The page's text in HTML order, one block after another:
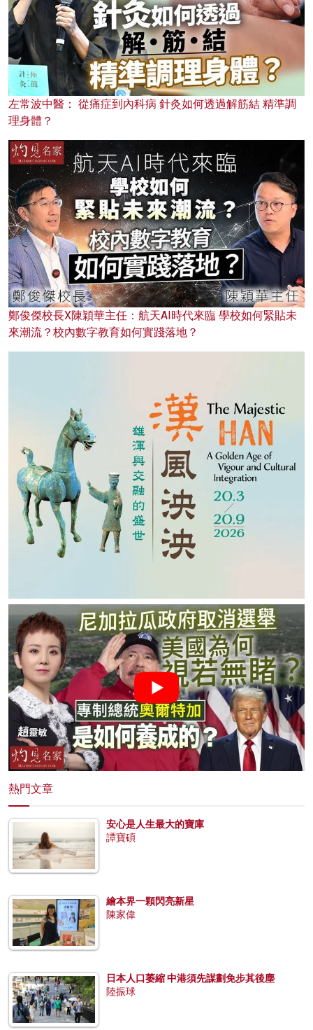
左常波中醫： 從痛症到內科病 針灸如何透過解筋結 精準調
理身體？
鄭俊傑校長X陳穎華主任：航天AI時代來臨 學校如何緊貼未
來潮流？校內數字教育如何實踐落地？
熱門文章
安心是人生最大的寶庫
譚寶碩
繪本界一顆閃亮新星
陳家偉
日本人口萎縮 中港須先謀劃免步其後塵
陸振球